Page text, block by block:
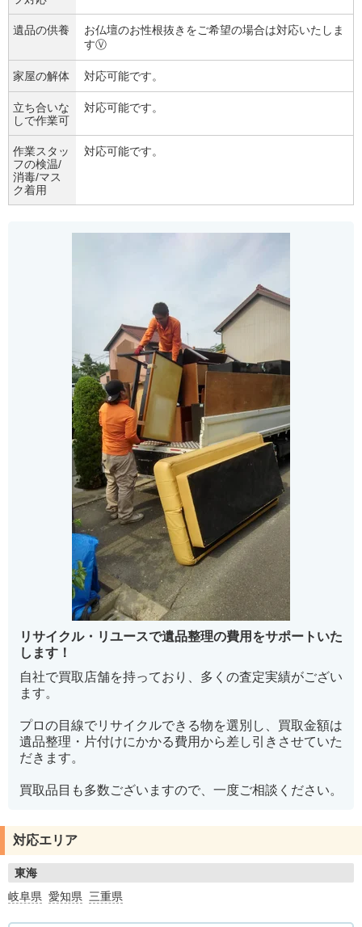
遺品の供養
お仏壇のお性根抜きをご希望の場合は対応いたしま
すⓋ
家屋の解体 対応可能です。
立ち合いな
しで作業可
対応可能です。
作業スタッ
フの検温/
消毒/マス
ク着用
対応可能です。
リサイクル・リユースで遺品整理の費用をサポートいた
します！
自社で買取店舗を持っており、多くの査定実績がござい
ます。
プロの目線でリサイクルできる物を選別し、買取金額は
遺品整理・片付けにかかる費用から差し引きさせていた
だきます。
買取品目も多数ございますので、一度ご相談ください。
対応エリア
東海
岐阜県 愛知県 三重県